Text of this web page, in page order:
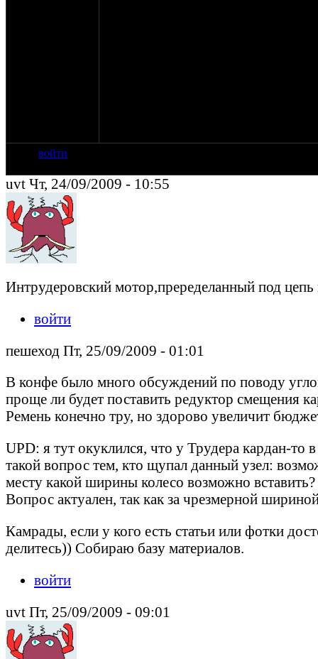
войти
uvt Чт, 24/09/2009 - 10:55
Интрудеровский мотор,преределанный под цепь
войти
пешеход Пт, 25/09/2009 - 01:01
В конфе было много обсуждений по поводу
проще ли будет поставить редуктор смещения
Ремень конечно тру, но здорово увеличит
UPD: я тут окуклился, что у Трудера кардан-то
такой вопрос тем, кто щупал данный узел:
месту какой ширины колесо возможно вставить?
Вопрос актуален, так как за чрезмерной
Камрады, если у кого есть статьи или фотки
делитесь)) Собираю базу материалов.
войти
uvt Пт, 25/09/2009 - 09:01